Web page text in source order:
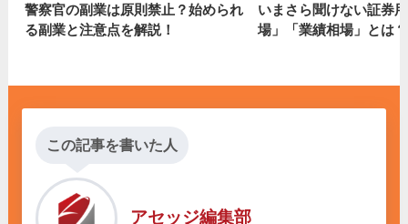
警察官の副業は原則禁止？始められ
る副業と注意点を解説！
いまさら聞けない証券
場」「業績相場」とは？
この記事を書いた人
アセッジ編集部